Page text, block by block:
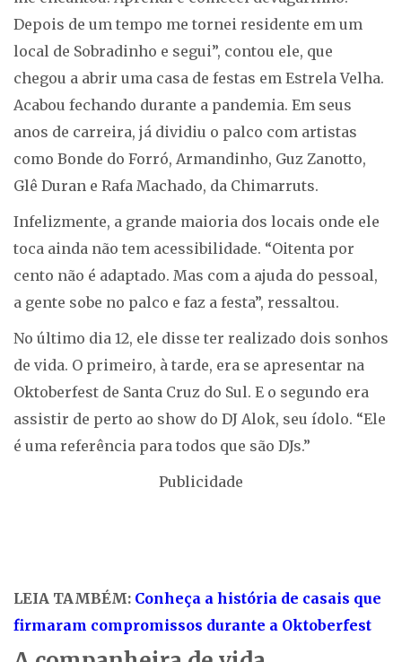
Depois de um tempo me tornei residente em um
local de Sobradinho e segui”, contou ele, que
chegou a abrir uma casa de festas em Estrela Velha.
Acabou fechando durante a pandemia. Em seus
anos de carreira, já dividiu o palco com artistas
como Bonde do Forró, Armandinho, Guz Zanotto,
Glê Duran e Rafa Machado, da Chimarruts.
Infelizmente, a grande maioria dos locais onde ele
toca ainda não tem acessibilidade. “Oitenta por
cento não é adaptado. Mas com a ajuda do pessoal,
a gente sobe no palco e faz a festa”, ressaltou.
No último dia 12, ele disse ter realizado dois sonhos
de vida. O primeiro, à tarde, era se apresentar na
Oktoberfest de Santa Cruz do Sul. E o segundo era
assistir de perto ao show do DJ Alok, seu ídolo. “Ele
é uma referência para todos que são DJs.”
Publicidade
LEIA TAMBÉM: Conheça a história de casais que
firmaram compromissos durante a Oktoberfest